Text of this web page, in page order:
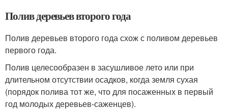
Полив деревьев второго года
Полив деревьев второго года схож с поливом деревьев
первого года.
Полив целесообразен в засушливое лето или при
длительном отсутствии осадков, когда земля сухая
(порядок полива тот же, что для посаженных в первый
год молодых деревьев-саженцев).